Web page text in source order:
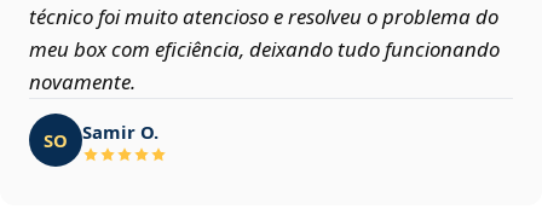
técnico foi muito atencioso e resolveu o problema do
meu box com eficiência, deixando tudo funcionando
novamente.
SO Samir O.